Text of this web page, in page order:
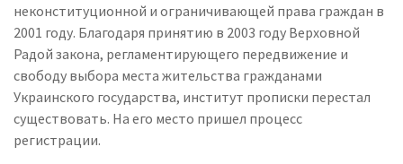
неконституционной и ограничивающей права граждан в
2001 году. Благодаря принятию в 2003 году Верховной
Радой закона, регламентирующего передвижение и
свободу выбора места жительства гражданами
Украинского государства, институт прописки перестал
существовать. На его место пришел процесс
регистрации.